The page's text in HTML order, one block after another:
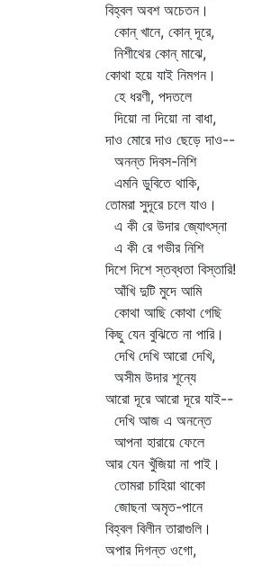
বিহ্বল অবশ অচেতন।
কোন্‌ খানে, কোন্‌ দূরে,
নিশীথের কোন্‌ মাঝে,
কোথা হয়ে যাই নিমগন।
হে ধরণী, পদতলে
দিয়ো না দিয়ো না বাধা,
দাও মোরে দাও ছেড়ে দাও--
অনন্ত দিবস-নিশি
এমনি ডুবিতে থাকি,
তোমরা সুদূরে চলে যাও।
এ কী রে উদার জ্যোৎস্না
এ কী রে গভীর নিশি
দিশে দিশে স্তব্ধতা বিস্তারি!
আঁখি দুটি মুদে আমি
কোথা আছি কোথা গেছি
কিছু যেন বুঝিতে না পারি।
দেখি দেখি আরো দেখি,
অসীম উদার শূন্যে
আরো দূরে আরো দূরে যাই--
দেখি আজ এ অনন্তে
আপনা হারায়ে ফেলে
আর যেন খুঁজিয়া না পাই।
তোমরা চাহিয়া থাকো
জোছনা অমৃত-পানে
বিহ্বল বিলীন তারাগুলি।
অপার দিগন্ত ওগো,